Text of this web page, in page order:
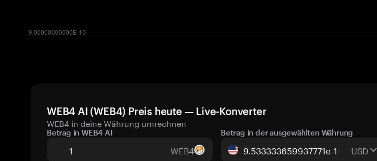
WEB4 AI (WEB4) Preis heute — Live-Konverter
WEB4 in deine Währung umrechnen
Betrag in WEB4 AI
WEB4
Betrag in der ausgewählten Währung
USD